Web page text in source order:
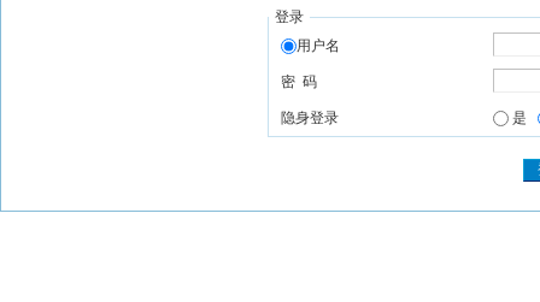
登录
用户名
密 码
隐身登录 是